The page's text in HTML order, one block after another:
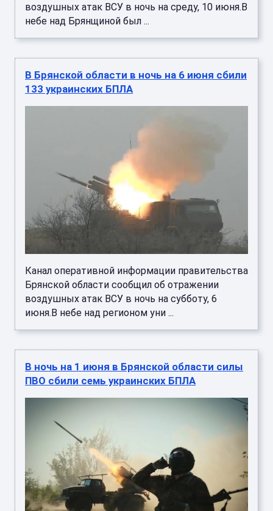
воздушных атак ВСУ в ночь на среду, 10 июня.В
небе над Брянщиной был ...
В Брянской области в ночь на 6 июня сбили
133 украинских БПЛА
Канал оперативной информации правительства
Брянской области сообщил об отражении
воздушных атак ВСУ в ночь на субботу, 6
июня.В небе над регионом уни ...
В ночь на 1 июня в Брянской области силы
ПВО сбили семь украинских БПЛА